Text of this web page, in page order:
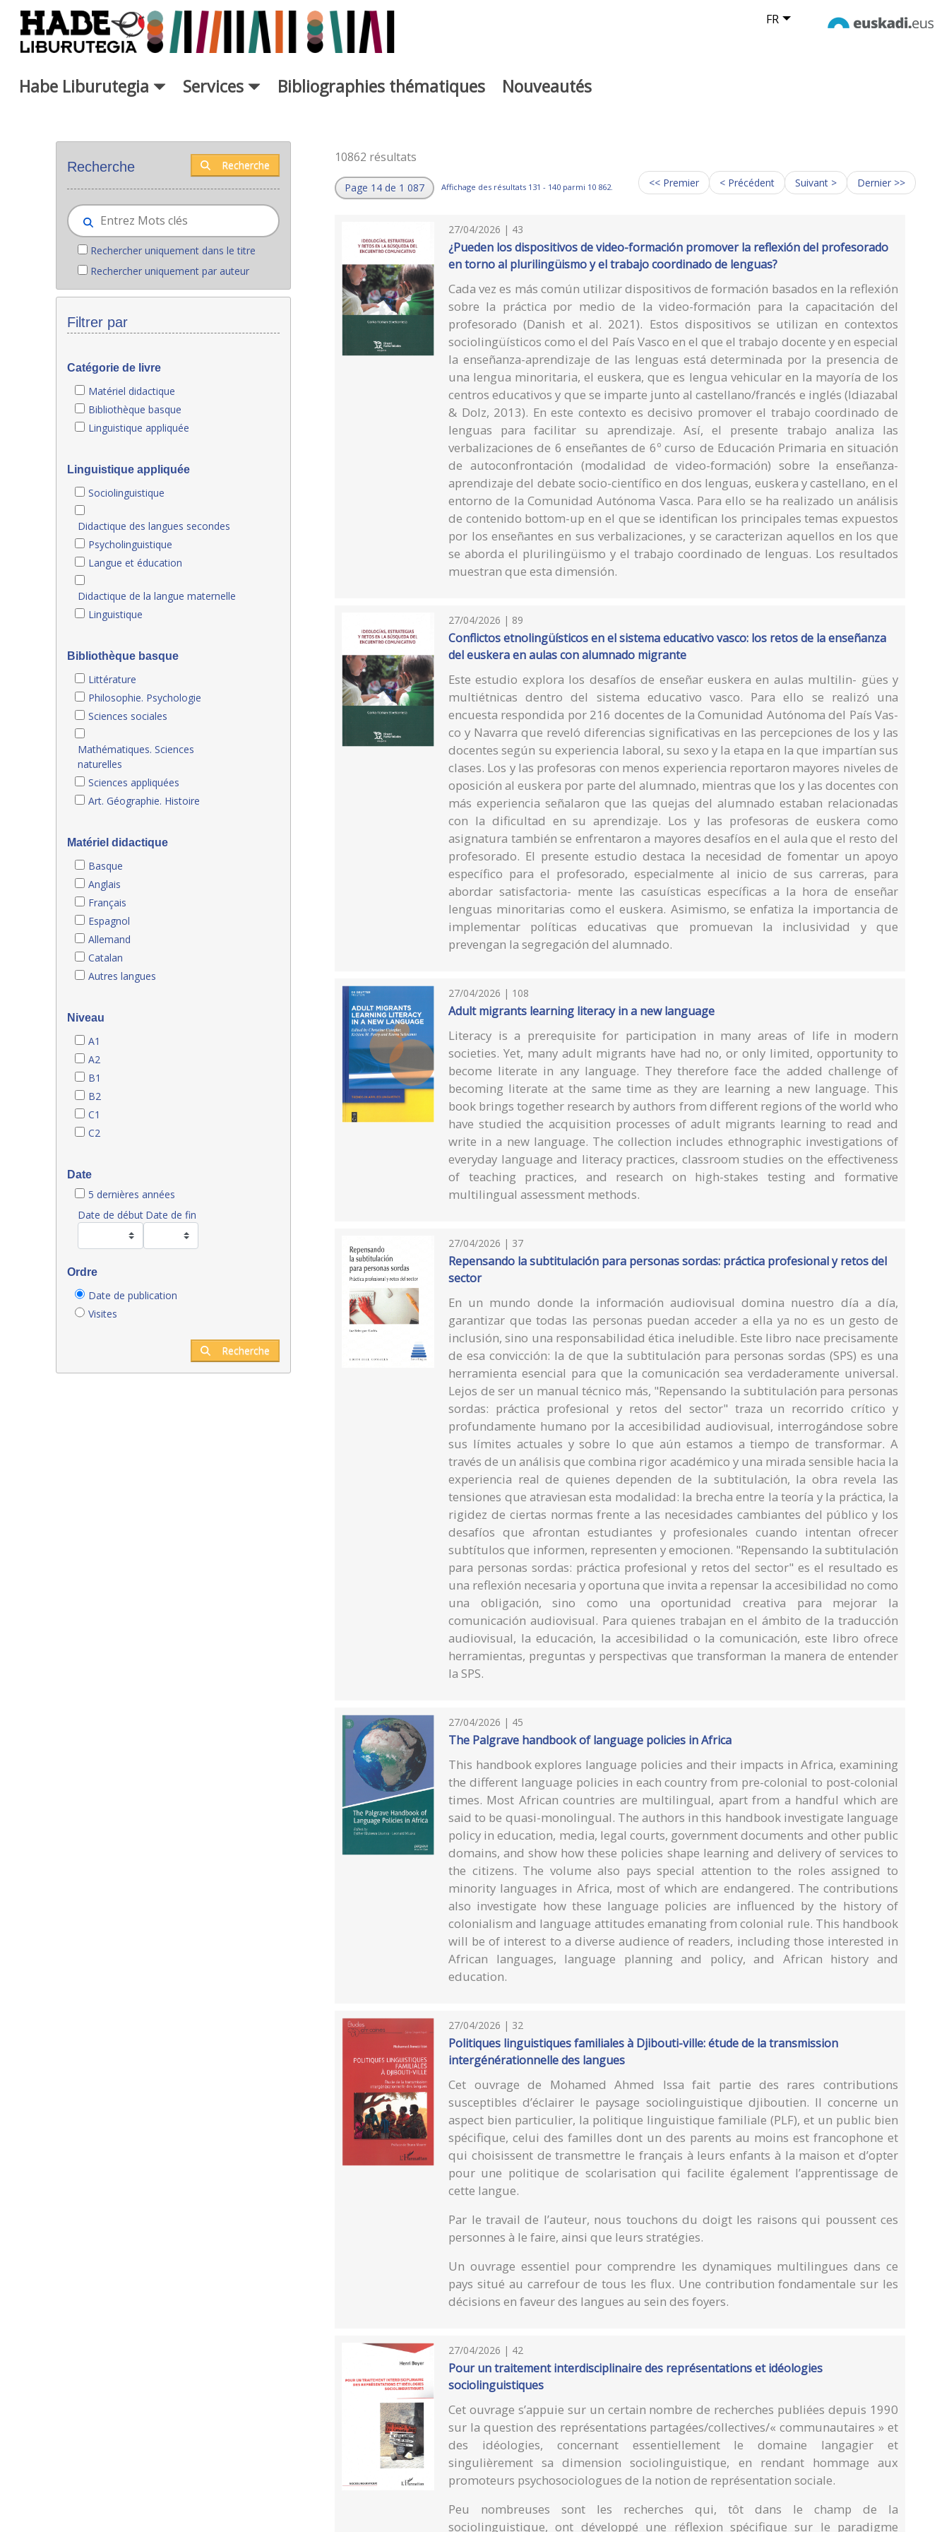
Saut au contenu principal FR
Habe Liburutegia Services Bibliographies thématiques Nouveautés
Recherche Recherche
Rechercher uniquement dans le titre
Rechercher uniquement par auteur
Filtrer par
Catégorie de livre
Matériel didactique
Bibliothèque basque
Linguistique appliquée
Linguistique appliquée
Sociolinguistique
Didactique des langues secondes
Psycholinguistique
Langue et éducation
Didactique de la langue maternelle
Linguistique
Bibliothèque basque
Littérature
Philosophie. Psychologie
Sciences sociales
Mathématiques. Sciences
naturelles
Sciences appliquées
Art. Géographie. Histoire
Matériel didactique
Basque
Anglais
Français
Espagnol
Allemand
Catalan
Autres langues
Niveau
A1
A2
B1
B2
C1
C2
Date
5 dernières années
Date de début Date de fin
Ordre
Date de publication
Visites
Recherche
10862 résultats
Page 14 de 1 087 Affichage des résultats 131 - 140 parmi 10 862. << Premier < Précédent Suivant > Dernier >>
27/04/2026 | 43
¿Pueden los dispositivos de video-formación promover la reflexión del profesorado
en torno al plurilingüismo y el trabajo coordinado de lenguas?
Cada vez es más común utilizar dispositivos de formación basados en la reflexión
sobre la práctica por medio de la video-formación para la capacitación del
profesorado (Danish et al. 2021). Estos dispositivos se utilizan en contextos
sociolingüísticos como el del País Vasco en el que el trabajo docente y en especial
la enseñanza-aprendizaje de las lenguas está determinada por la presencia de
una lengua minoritaria, el euskera, que es lengua vehicular en la mayoría de los
centros educativos y que se imparte junto al castellano/francés e inglés (Idiazabal
& Dolz, 2013). En este contexto es decisivo promover el trabajo coordinado de
lenguas para facilitar su aprendizaje. Así, el presente trabajo analiza las
verbalizaciones de 6 enseñantes de 6º curso de Educación Primaria en situación
de autoconfrontación (modalidad de video-formación) sobre la enseñanza-
aprendizaje del debate socio-científico en dos lenguas, euskera y castellano, en el
entorno de la Comunidad Autónoma Vasca. Para ello se ha realizado un análisis
de contenido bottom-up en el que se identifican los principales temas expuestos
por los enseñantes en sus verbalizaciones, y se caracterizan aquellos en los que
se aborda el plurilingüismo y el trabajo coordinado de lenguas. Los resultados
muestran que esta dimensión.
27/04/2026 | 89
Conflictos etnolingüísticos en el sistema educativo vasco: los retos de la enseñanza
del euskera en aulas con alumnado migrante
Este estudio explora los desafíos de enseñar euskera en aulas multilin- gües y
multiétnicas dentro del sistema educativo vasco. Para ello se realizó una
encuesta respondida por 216 docentes de la Comunidad Autónoma del País Vas-
co y Navarra que reveló diferencias significativas en las percepciones de los y las
docentes según su experiencia laboral, su sexo y la etapa en la que impartían sus
clases. Los y las profesoras con menos experiencia reportaron mayores niveles de
oposición al euskera por parte del alumnado, mientras que los y las docentes con
más experiencia señalaron que las quejas del alumnado estaban relacionadas
con la dificultad en su aprendizaje. Los y las profesoras de euskera como
asignatura también se enfrentaron a mayores desafíos en el aula que el resto del
profesorado. El presente estudio destaca la necesidad de fomentar un apoyo
específico para el profesorado, especialmente al inicio de sus carreras, para
abordar satisfactoria- mente las casuísticas específicas a la hora de enseñar
lenguas minoritarias como el euskera. Asimismo, se enfatiza la importancia de
implementar políticas educativas que promuevan la inclusividad y que
prevengan la segregación del alumnado.
27/04/2026 | 108
Adult migrants learning literacy in a new language
Literacy is a prerequisite for participation in many areas of life in modern
societies. Yet, many adult migrants have had no, or only limited, opportunity to
become literate in any language. They therefore face the added challenge of
becoming literate at the same time as they are learning a new language. This
book brings together research by authors from different regions of the world who
have studied the acquisition processes of adult migrants learning to read and
write in a new language. The collection includes ethnographic investigations of
everyday language and literacy practices, classroom studies on the effectiveness
of teaching practices, and research on high-stakes testing and formative
multilingual assessment methods.
27/04/2026 | 37
Repensando la subtitulación para personas sordas: práctica profesional y retos del
sector
En un mundo donde la información audiovisual domina nuestro día a día,
garantizar que todas las personas puedan acceder a ella ya no es un gesto de
inclusión, sino una responsabilidad ética ineludible. Este libro nace precisamente
de esa convicción: la de que la subtitulación para personas sordas (SPS) es una
herramienta esencial para que la comunicación sea verdaderamente universal.
Lejos de ser un manual técnico más, "Repensando la subtitulación para personas
sordas: práctica profesional y retos del sector" traza un recorrido crítico y
profundamente humano por la accesibilidad audiovisual, interrogándose sobre
sus límites actuales y sobre lo que aún estamos a tiempo de transformar. A
través de un análisis que combina rigor académico y una mirada sensible hacia la
experiencia real de quienes dependen de la subtitulación, la obra revela las
tensiones que atraviesan esta modalidad: la brecha entre la teoría y la práctica, la
rigidez de ciertas normas frente a las necesidades cambiantes del público y los
desafíos que afrontan estudiantes y profesionales cuando intentan ofrecer
subtítulos que informen, representen y emocionen. "Repensando la subtitulación
para personas sordas: práctica profesional y retos del sector" es el resultado es
una reflexión necesaria y oportuna que invita a repensar la accesibilidad no como
una obligación, sino como una oportunidad creativa para mejorar la
comunicación audiovisual. Para quienes trabajan en el ámbito de la traducción
audiovisual, la educación, la accesibilidad o la comunicación, este libro ofrece
herramientas, preguntas y perspectivas que transforman la manera de entender
la SPS.
27/04/2026 | 45
The Palgrave handbook of language policies in Africa
This handbook explores language policies and their impacts in Africa, examining
the different language policies in each country from pre-colonial to post-colonial
times. Most African countries are multilingual, apart from a handful which are
said to be quasi-monolingual. The authors in this handbook investigate language
policy in education, media, legal courts, government documents and other public
domains, and show how these policies shape learning and delivery of services to
the citizens. The volume also pays special attention to the roles assigned to
minority languages in Africa, most of which are endangered. The contributions
also investigate how these language policies are influenced by the history of
colonialism and language attitudes emanating from colonial rule. This handbook
will be of interest to a diverse audience of readers, including those interested in
African languages, language planning and policy, and African history and
education.
27/04/2026 | 32
Politiques linguistiques familiales à Djibouti-ville: étude de la transmission
intergénérationnelle des langues
Cet ouvrage de Mohamed Ahmed Issa fait partie des rares contributions
susceptibles d’éclairer le paysage sociolinguistique djiboutien. Il concerne un
aspect bien particulier, la politique linguistique familiale (PLF), et un public bien
spécifique, celui des familles dont un des parents au moins est francophone et
qui choisissent de transmettre le français à leurs enfants à la maison et d’opter
pour une politique de scolarisation qui facilite également l’apprentissage de
cette langue.
Par le travail de l’auteur, nous touchons du doigt les raisons qui poussent ces
personnes à le faire, ainsi que leurs stratégies.
Un ouvrage essentiel pour comprendre les dynamiques multilingues dans ce
pays situé au carrefour de tous les flux. Une contribution fondamentale sur les
décisions en faveur des langues au sein des foyers.
27/04/2026 | 42
Pour un traitement interdisciplinaire des représentations et idéologies
sociolinguistiques
Cet ouvrage s’appuie sur un certain nombre de recherches publiées depuis 1990
sur la question des représentations partagées/collectives/« communautaires » et
des idéologies, concernant essentiellement le domaine langagier et
singulièrement sa dimension sociolinguistique, en rendant hommage aux
promoteurs psychosociologues de la notion de représentation sociale.
Peu nombreuses sont les recherches qui, tôt dans le champ de la
sociolinguistique, ont développé une réflexion spécifique sur le paradigme